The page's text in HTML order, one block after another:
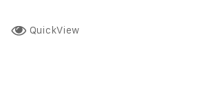
QuickView